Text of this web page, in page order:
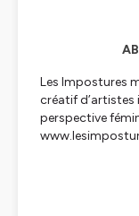
Les Impostures
créatif d’artistes
perspective
Réalisé par